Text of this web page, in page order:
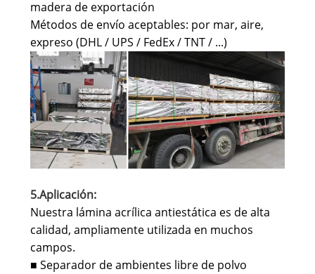
madera de exportación
Métodos de envío aceptables: por mar, aire,
expreso (DHL / UPS / FedEx / TNT / ...)
5.Aplicación:
Nuestra lámina acrílica antiestática es de alta
calidad, ampliamente utilizada en muchos
campos.
■ Separador de ambientes libre de polvo